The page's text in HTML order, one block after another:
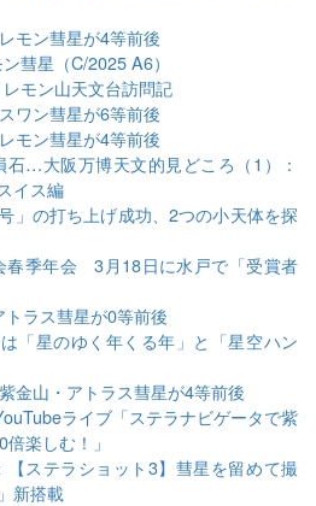
モン彗星が4等前後
ン彗星（C/2025 A6）
モン山天文台訪問記
ワン彗星が6等前後
モン彗星が4等前後
石…大阪万博天文的見どころ（1）：
イス編
」の打ち上げ成功、2つの小天体を探
春季年会 3月18日に水戸で「受賞者
ラス彗星が0等前後
「星のゆく年くる年」と「星空ハン
金山・アトラス彗星が4等前後
ライブ「ステラナビゲータで紫
楽しむ！」
【ステラショット3】彗星を留めて撮
新搭載